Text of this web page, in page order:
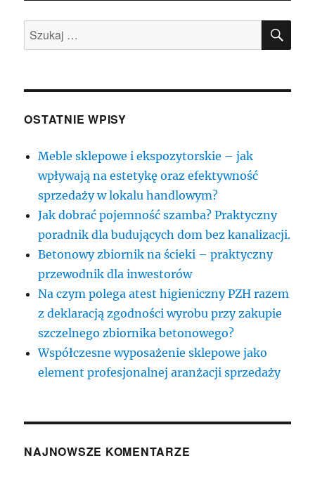
Szukaj:
OSTATNIE WPISY
Meble sklepowe i ekspozytorskie – jak
wpływają na estetykę oraz efektywność
sprzedaży w lokalu handlowym?
Jak dobrać pojemność szamba? Praktyczny
poradnik dla budujących dom bez kanalizacji.
Betonowy zbiornik na ścieki – praktyczny
przewodnik dla inwestorów
Na czym polega atest higieniczny PZH razem
z deklaracją zgodności wyrobu przy zakupie
szczelnego zbiornika betonowego?
Współczesne wyposażenie sklepowe jako
element profesjonalnej aranżacji sprzedaży
NAJNOWSZE KOMENTARZE